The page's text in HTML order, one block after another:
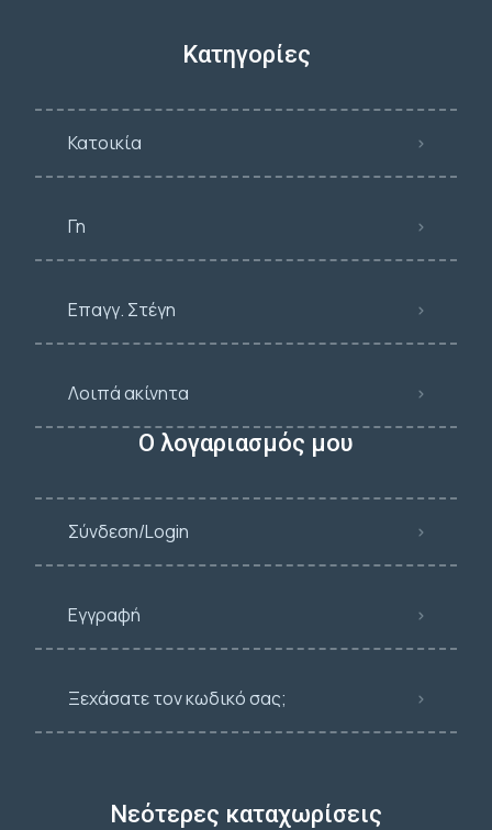
Κατηγορίες
Κατοικία
Γη
Επαγγ. Στέγη
Λοιπά ακίνητα
Ο λογαριασμός μου
Σύνδεση/Login
Εγγραφή
Ξεχάσατε τον κωδικό σας;
Νεότερες καταχωρίσεις